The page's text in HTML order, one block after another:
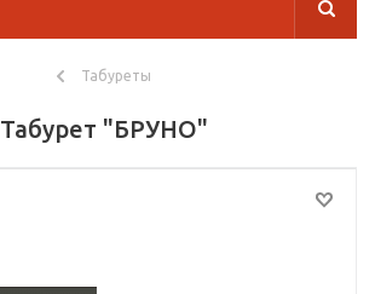
Табуреты
Табурет "БРУНО"